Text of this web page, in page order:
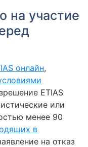
на участие
онлайн,
ETIAS
или
менее 90
в
на отказ